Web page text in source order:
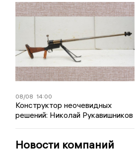
08/08 14:00
Конструктор неочевидных
решений: Николай Рукавишников
Новости компаний